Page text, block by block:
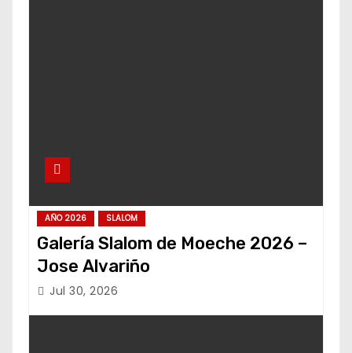
AÑO 2026 SLALOM
Galería Slalom de Moeche 2026 –
Jose Alvariño
Jul 30, 2026